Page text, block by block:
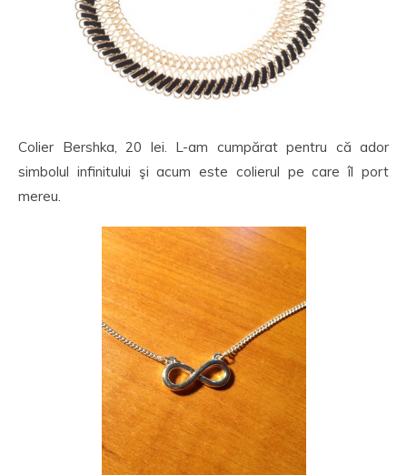
Colier Bershka, 20 lei. L-am cumpărat pentru că ador
simbolul infinitului şi acum este colierul pe care îl port
mereu.